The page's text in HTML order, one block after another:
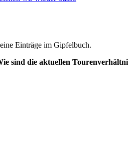
Einträge im Gipfelbuch.
sind die aktuellen